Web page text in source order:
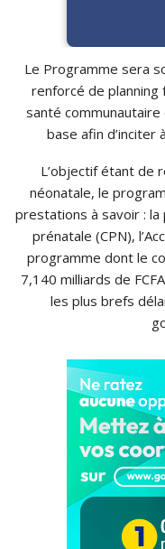
Le Programme sera
renforcé de planning
santé communautaire
base afin d’inciter
L’objectif étant de
néonatale, le
prestations à savoir : la
prénatale (CPN),
programme dont le
7,140 milliards de
les plus brefs